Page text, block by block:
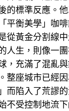
的標準反應。
平衡美學」咖
從黃金分割線
人生，則像一
，充滿了混亂
整座城市已經
而陷入了荒謬
不受控制地流下